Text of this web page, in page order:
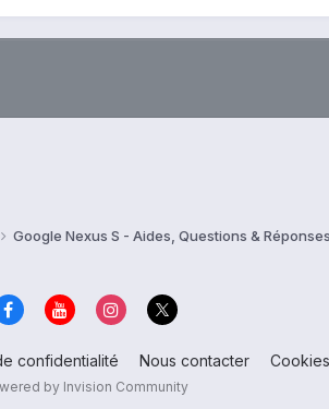
Google Nexus S - Aides, Questions & Réponses
confidentialité Nous contacter Cookies
by Invision Community